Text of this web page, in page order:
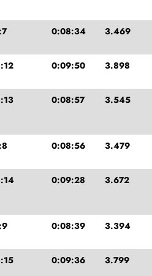
0:08:34 3.469
0:09:50 3.898
0:08:57 3.545
0:08:56 3.479
0:09:28 3.672
0:08:39 3.394
0:09:36 3.799